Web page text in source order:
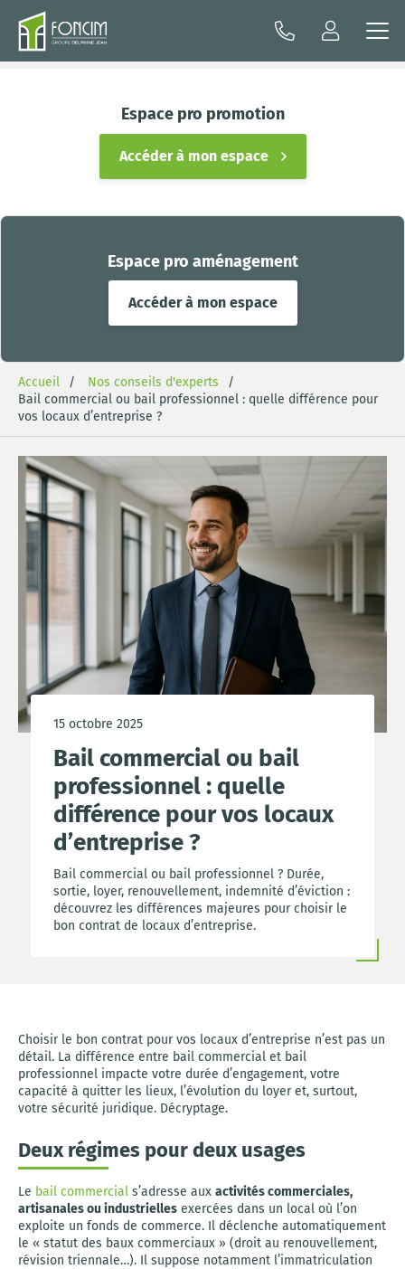
Espace pro aménagement
Accéder à mon espace
Espace pro promotion
Accéder à mon espace
Accueil
Nos conseils d'experts
Bail commercial ou bail professionnel : quelle différence pour
vos locaux d’entreprise ?
15 octobre 2025
Bail commercial ou bail
professionnel : quelle
différence pour vos locaux
d’entreprise ?
Bail commercial ou bail professionnel ? Durée,
sortie, loyer, renouvellement, indemnité d’éviction :
découvrez les différences majeures pour choisir le
bon contrat de locaux d’entreprise.
Choisir le bon contrat pour vos locaux d’entreprise n’est pas un
détail. La différence entre bail commercial et bail
professionnel impacte votre durée d’engagement, votre
capacité à quitter les lieux, l’évolution du loyer et, surtout,
votre sécurité juridique. Décryptage.
Deux régimes pour deux usages
Le bail commercial s’adresse aux activités commerciales,
artisanales ou industrielles exercées dans un local où l’on
exploite un fonds de commerce. Il déclenche automatiquement
le « statut des baux commerciaux » (droit au renouvellement,
révision triennale…). Il suppose notamment l’immatriculation